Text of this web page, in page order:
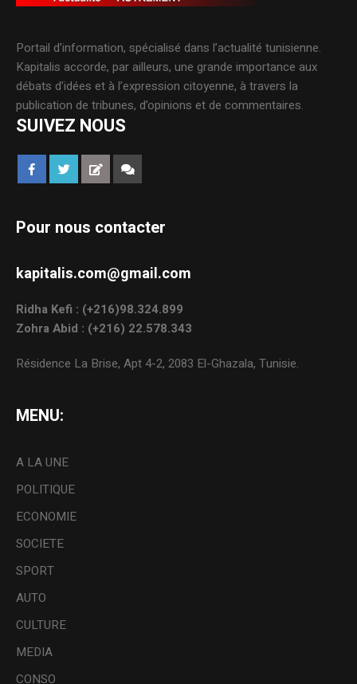
Portail d’information, spécialisé dans l’actualité tunisienne.
Kapitalis accorde, par ailleurs, une grande importance aux
débats d’idées et à l’expression citoyenne, à travers la
publication de tribunes, d’opinions et de commentaires.
SUIVEZ NOUS
Pour nous contacter
kapitalis.com@gmail.com
Ridha Kefi : (+216)98.324.899
Zohra Abid : (+216) 22.578.343
Résidence La Brise, Apt 4-2, 2083 El-Ghazala, Tunisie.
MENU:
A LA UNE
POLITIQUE
ECONOMIE
SOCIETE
SPORT
AUTO
CULTURE
MEDIA
CONSO